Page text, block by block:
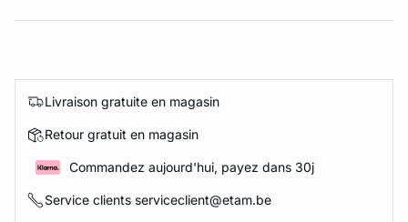
Livraison gratuite en magasin
Retour gratuit en magasin
Commandez aujourd'hui, payez dans 30j
Service clients serviceclient@etam.be